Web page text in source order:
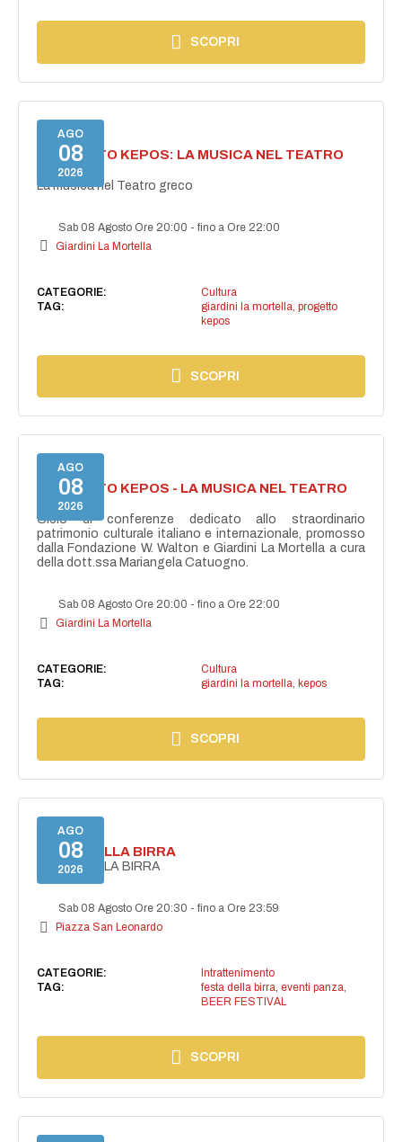
SCOPRI
AGO
08
2026
PROGETTO KEPOS: LA MUSICA NEL TEATRO
GRECO
La musica nel Teatro greco
Sab 08 Agosto Ore 20:00 -fino a Ore 22:00
Giardini La Mortella
CATEGORIE:
Cultura
TAG:
giardini la mortella progetto
kepos
SCOPRI
AGO
08
2026
PROGETTO KEPOS - LA MUSICA NEL TEATRO
GRECO
Ciclo di conferenze dedicato allo straordinario
patrimonio culturale italiano e internazionale, promosso
dalla Fondazione W. Walton e Giardini La Mortella a cura
della dott.ssa Mariangela Catuogno.
Sab 08 Agosto Ore 20:00 -fino a Ore 22:00
Giardini La Mortella
CATEGORIE:
Cultura
TAG:
giardini la mortella, kepos
SCOPRI
AGO
08
2026
FESTA DELLA BIRRA
FESTA DELLA BIRRA
Sab 08 Agosto Ore 20:30 -fino a Ore 23:59
Piazza San Leonardo
CATEGORIE:
Intrattenimento
TAG:
festa della birra, eventi panza,
BEER FESTIVAL
SCOPRI